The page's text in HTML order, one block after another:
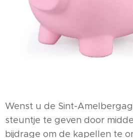
Wenst u de Sint-
steuntje te geven door
bijdrage om de kapellen te